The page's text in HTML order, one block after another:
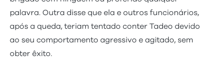
palavra. Outra disse que ela e outros funcionários,
após a queda, teriam tentado conter Tadeo devido
ao seu comportamento agressivo e agitado, sem
obter êxito.